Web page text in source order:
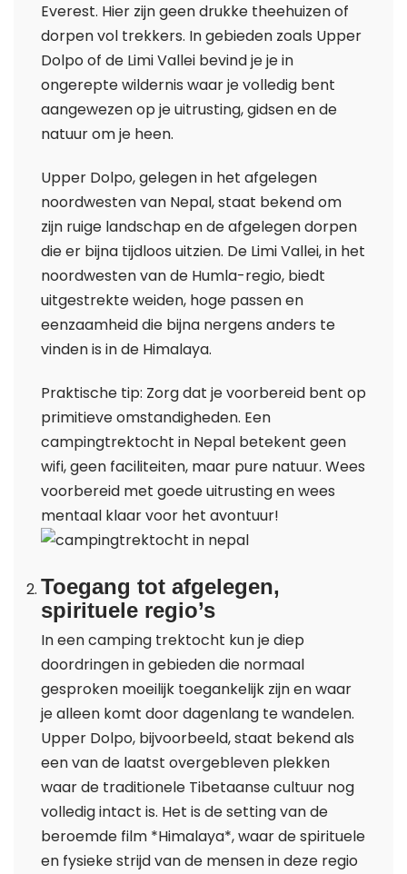
Everest. Hier zijn geen drukke theehuizen of
dorpen vol trekkers. In gebieden zoals Upper
Dolpo of de Limi Vallei bevind je je in
ongerepte wildernis waar je volledig bent
aangewezen op je uitrusting, gidsen en de
natuur om je heen.
Upper Dolpo, gelegen in het afgelegen
noordwesten van Nepal, staat bekend om
zijn ruige landschap en de afgelegen dorpen
die er bijna tijdloos uitzien. De Limi Vallei, in het
noordwesten van de Humla-regio, biedt
uitgestrekte weiden, hoge passen en
eenzaamheid die bijna nergens anders te
vinden is in de Himalaya.
Praktische tip: Zorg dat je voorbereid bent op
primitieve omstandigheden. Een
campingtrektocht in Nepal betekent geen
wifi, geen faciliteiten, maar pure natuur. Wees
voorbereid met goede uitrusting en wees
mentaal klaar voor het avontuur!
Toegang tot afgelegen,
spirituele regio’s
In een camping trektocht kun je diep
doordringen in gebieden die normaal
gesproken moeilijk toegankelijk zijn en waar
je alleen komt door dagenlang te wandelen.
Upper Dolpo, bijvoorbeeld, staat bekend als
een van de laatst overgebleven plekken
waar de traditionele Tibetaanse cultuur nog
volledig intact is. Het is de setting van de
beroemde film *Himalaya*, waar de spirituele
en fysieke strijd van de mensen in deze regio